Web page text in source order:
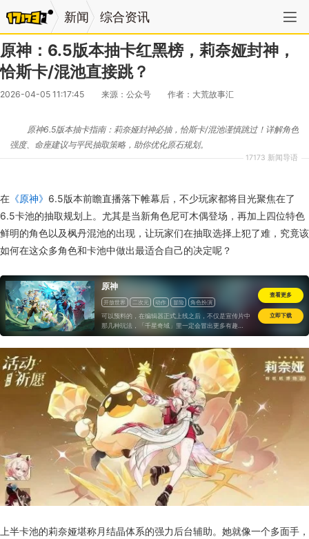
新闻 综合资讯
原神：6.5版本抽卡红黑榜，莉奈娅封神，
恰斯卡/混池直接跳？
2026-04-05 11:17:45 来源：公众号 作者：大荒故事汇
17173 新闻导语
原神6.5版本抽卡指南：莉奈娅封神必抽，恰斯卡/混池谨慎跳过！详解角色
强度、命座建议与平民抽取策略，助你优化原石规划。
在 《原神》 6.5版本前瞻直播落下帷幕后，不少玩家都将目光聚焦在了
6.5卡池的抽取规划上。尤其是当新角色尼可木偶登场，再加上四位特色
鲜明的角色以及枫丹混池的出现，让玩家们在抽取选择上犯了难，究竟该
如何在这众多角色和卡池中做出最适合自己的决定呢？
原神
开放世界 二次元 动作 冒险 角色扮演
可以预料的，在编辑器正式上线之后，不仅是宣传片中
那几种玩法，「千星奇域」里一定会冒出更多有趣
的“原游戏”...
查看更多
立即下载
上半卡池的莉奈娅堪称月结晶体系的强力后台辅助。她就像一个多面手，